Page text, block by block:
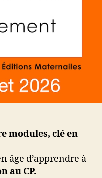
modules, clé en
âge d’apprendre à
au CP.